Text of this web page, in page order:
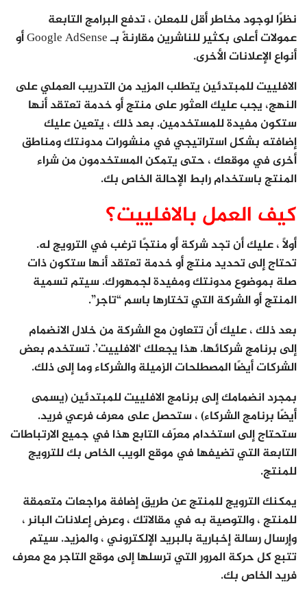
نظرًا لوجود مخاطر أقل للمعلن ، تدفع البرامج التابعة
عمولات أعلى بكثير للناشرين مقارنةً بـ Google AdSense أو
أنواع الإعلانات الأخرى.
الافلييت للمبتدئين يتطلب المزيد من التدريب العملي على
النهج، يجب عليك العثور على منتج أو خدمة تعتقد أنها
ستكون مفيدة للمستخدمين. بعد ذلك ، يتعين عليك
إضافته بشكل استراتيجي في منشورات مدونتك ومناطق
أخرى في موقعك ، حتى يتمكن المستخدمون من شراء
المنتج باستخدام رابط الإحالة الخاص بك.
كيف العمل بالافلييت؟
أولاً ، عليك أن تجد شركة أو منتجًا ترغب في الترويج له.
تحتاج إلى تحديد منتج أو خدمة تعتقد أنها ستكون ذات
صلة بموضوع مدونتك ومفيدة لجمهورك. سيتم تسمية
المنتج أو الشركة التي تختارها باسم “تاجر”.
بعد ذلك ، عليك أن تتعاون مع الشركة من خلال الانضمام
إلى برنامج شركائها. هذا يجعلك ‘الافلييت’. تستخدم بعض
الشركات أيضًا المصطلحات الزميلة والشركاء وما إلى ذلك.
بمجرد انضمامك إلى برنامج الافلييت للمبتدئين (يسمى
أيضًا برنامج الشركاء) ، ستحصل على معرف فرعي فريد.
ستحتاج إلى استخدام معرّف التابع هذا في جميع الارتباطات
التابعة التي تضيفها في موقع الويب الخاص بك للترويج
للمنتج.
يمكنك الترويج للمنتج عن طريق إضافة مراجعات متعمقة
للمنتج ، والتوصية به في مقالاتك ، وعرض إعلانات البانر ،
وإرسال رسالة إخبارية بالبريد الإلكتروني ، والمزيد. سيتم
تتبع كل حركة المرور التي ترسلها إلى موقع التاجر مع معرف
فريد الخاص بك.